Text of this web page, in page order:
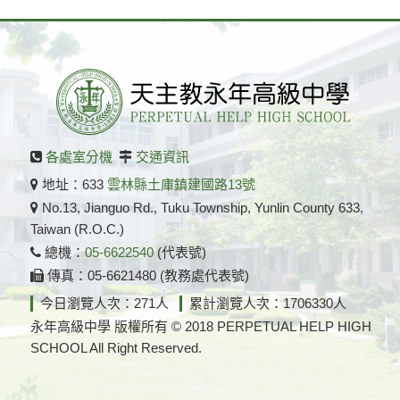
各處室分機
交通資訊
地址：633 雲林縣土庫鎮建國路13號
No.13, Jianguo Rd., Tuku Township, Yunlin County 633,
Taiwan (R.O.C.)
總機：05-6622540(代表號)
傳真：05-6621480 (教務處代表號)
今日瀏覽人次：271人
累計瀏覽人次：1706330人
永年高級中學 版權所有 © 2018 PERPETUAL HELP HIGH
SCHOOL All Right Reserved.